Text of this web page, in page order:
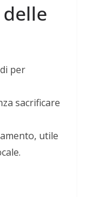
per
sacrificare
utile